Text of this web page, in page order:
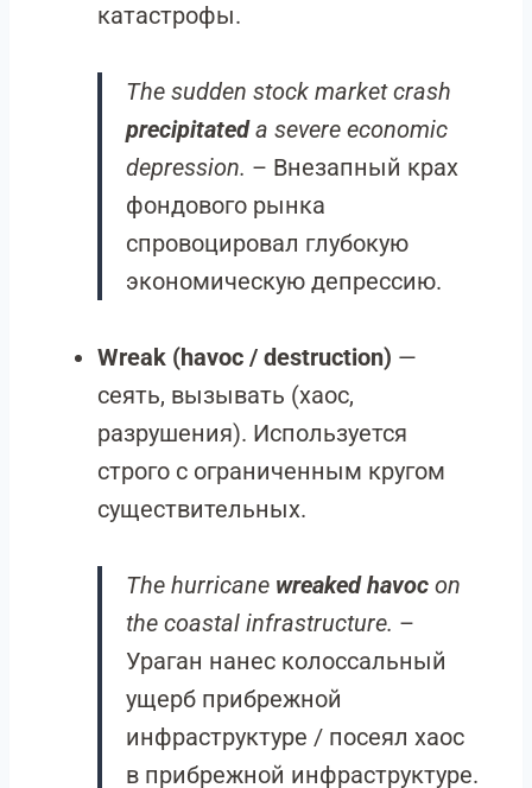
катастрофы.
The sudden stock market crash
precipitateda severe economic
depression. – Внезапный крах
фондового рынка
спровоцировал глубокую
экономическую депрессию.
Wreak (havoc / destruction) —
сеять, вызывать (хаос,
разрушения). Используется
строго с ограниченным кругом
существительных.
The hurricane wreaked havoc on
the coastal infrastructure. –
Ураган нанес колоссальный
ущерб прибрежной
инфраструктуре / посеял хаос
в прибрежной инфраструктуре.